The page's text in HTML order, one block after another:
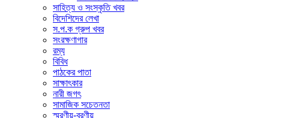
সাহিত্য ও সংস্কৃতি খবর
বিদেশিদের লেখা
স.প.ক গ্রুপ খবর
সংরক্ষণাগার
রম্য
বিবিধ
পাঠকের পাতা
সাক্ষাৎকার
নারী জগৎ
সামাজিক সচেতনতা
স্মরণীয়-বরণীয়